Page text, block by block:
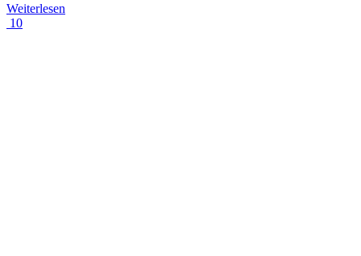
Weiterlesen
10